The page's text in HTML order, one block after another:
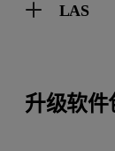
LAS
升级软件